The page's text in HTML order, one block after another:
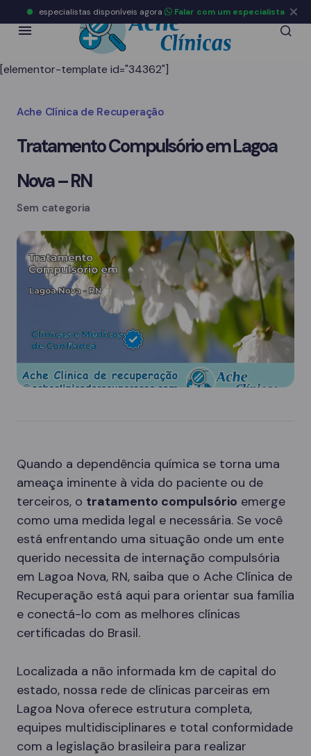
[elementor-template id="34362"]
Ache Clínica de Recuperação
Tratamento Compulsório em Lagoa
Nova – RN
Sem categoria
Quando a dependência química se torna uma
ameaça iminente à vida do paciente ou de
terceiros, o tratamento compulsório emerge
como uma medida legal e necessária. Se você
está enfrentando uma situação onde um ente
querido necessita de internação compulsória
em Lagoa Nova, RN, saiba que o Ache Clínica de
Recuperação está aqui para orientar sua família
e conectá-lo com as melhores clínicas
certificadas do Brasil.
Localizada a não informada km de capital do
estado, nossa rede de clínicas parceiras em
Lagoa Nova oferece estrutura completa,
equipes multidisciplinares e total conformidade
com a legislação brasileira para realizar
especialistas disponíveis agora Falar com um especialista